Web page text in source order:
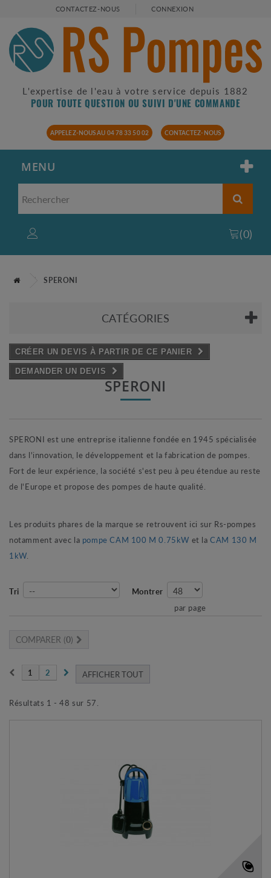
CONTACTEZ-NOUS CONNEXION
L'expertise de l'eau à votre service depuis 1882
POUR TOUTE QUESTION OU SUIVI D'UNE COMMANDE
APPELEZ-NOUS AU 04 78 33 50 02 CONTACTEZ-NOUS
MENU
(0)
SPERONI
CATÉGORIES
CRÉER UN DEVIS À PARTIR DE CE PANIER
DEMANDER UN DEVIS
SPERONI
SPERONI est une entreprise italienne fondée en 1945 spécialisée
dans l'innovation, le développement et la fabrication de pompes.
Fort de leur expérience, la société s'est peu à peu étendue au reste
de l'Europe et propose des pompes de haute qualité.
Les produits phares de la marque se retrouvent ici sur Rs-pompes
notamment avec la pompe CAM 100 M 0.75kW et laCAM 130 M
1kW.
Tri
Montrer
par page
COMPARER (0)
AFFICHER TOUT
1 2
Résultats 1 - 48 sur 57.